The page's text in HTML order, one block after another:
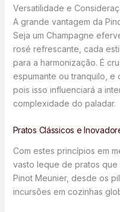
Versatilidade e
A grande vantagem da
Seja um Champagne
rosé refrescante, cada
para a harmonização. É
espumante ou tranquilo, e
pois isso influenciará a
complexidade do paladar.
Pratos Clássicos e
Com estes princípios em
vasto leque de pratos que
Pinot Meunier, desde os
incursões em cozinhas